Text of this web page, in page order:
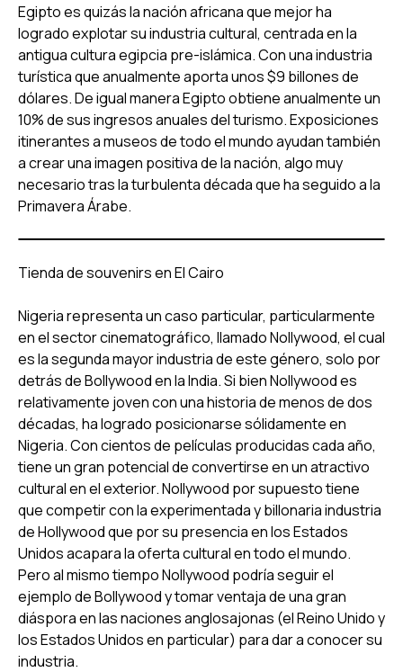
Egipto es quizás la nación africana que mejor ha
logrado explotar su industria cultural, centrada en la
antigua cultura egipcia pre-islámica. Con una industria
turística que anualmente aporta unos $9 billones de
dólares. De igual manera Egipto obtiene anualmente un
10% de sus ingresos anuales del turismo. Exposiciones
itinerantes a museos de todo el mundo ayudan también
a crear una imagen positiva de la nación, algo muy
necesario tras la turbulenta década que ha seguido a la
Primavera Árabe.
Tienda de souvenirs en El Cairo
Nigeria representa un caso particular, particularmente
en el sector cinematográfico, llamado Nollywood, el cual
es la segunda mayor industria de este género, solo por
detrás de Bollywood en la India. Si bien Nollywood es
relativamente joven con una historia de menos de dos
décadas, ha logrado posicionarse sólidamente en
Nigeria. Con cientos de películas producidas cada año,
tiene un gran potencial de convertirse en un atractivo
cultural en el exterior. Nollywood por supuesto tiene
que competir con la experimentada y billonaria industria
de Hollywood que por su presencia en los Estados
Unidos acapara la oferta cultural en todo el mundo.
Pero al mismo tiempo Nollywood podría seguir el
ejemplo de Bollywood y tomar ventaja de una gran
diáspora en las naciones anglosajonas (el Reino Unido y
los Estados Unidos en particular) para dar a conocer su
industria.